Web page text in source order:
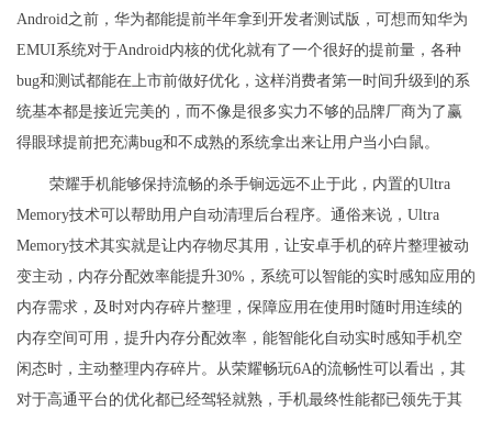
Android之前，华为都能提前半年拿到开发者测试版，可想而知华为
EMUI系统对于Android内核的优化就有了一个很好的提前量，各种
bug和测试都能在上市前做好优化，这样消费者第一时间升级到的系
统基本都是接近完美的，而不像是很多实力不够的品牌厂商为了赢
得眼球提前把充满bug和不成熟的系统拿出来让用户当小白鼠。
荣耀手机能够保持流畅的杀手锏远远不止于此，内置的Ultra
Memory技术可以帮助用户自动清理后台程序。通俗来说，Ultra
Memory技术其实就是让内存物尽其用，让安卓手机的碎片整理被动
变主动，内存分配效率能提升30%，系统可以智能的实时感知应用的
内存需求，及时对内存碎片整理，保障应用在使用时随时用连续的
内存空间可用，提升内存分配效率，能智能化自动实时感知手机空
闲态时，主动整理内存碎片。从荣耀畅玩6A的流畅性可以看出，其
对于高通平台的优化都已经驾轻就熟，手机最终性能都已领先于其